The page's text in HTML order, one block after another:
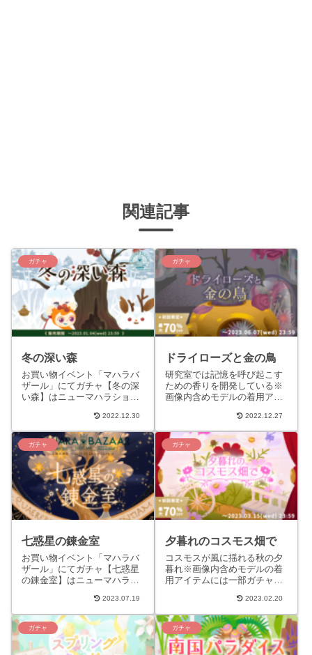
関連記事
ガチャ
冬の深い森
お買い物イベント「マハラバ
ザール」にてガチャ【冬の深
い森】はニューマハラショッ
ト「マハラバザール（2022年
12月）」にて販売されたテ...
2022.12.30
ガチャ
ドライローズと金の鳥
研究室では記憶を呼び起こす
ための香りを開発している※
画像内含めモデルの着用アイ
ないものがあります。STORY
匂いと記憶は密接に結びつ
い...
2022.12.27
ガチャ
七惑星の錬金室
お買い物イベント「マハラバ
ザール」にてガチャ【七惑星
の錬金室】はニューマハラシ
は異なり、お買い物イベント
「マハラバザール（2023年
7...
2023.07.19
ガチャ
夕暮れのコスモス畑で
コスモスが風に揺れる秋の夕
暮れ※画像内含めモデルの着
用アイテムには一部ガチャに
STORYコスモスが風に揺れる
秋の夕暮れ、窓辺で少女が
物...
2023.02.20
ガチャ ガチャ